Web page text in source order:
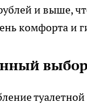
и выше,
комфорта и
выбор